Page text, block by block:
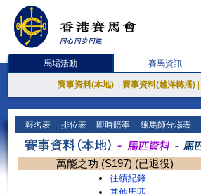
馬場活動 賽馬資訊
賽事資料(本地) 賽事資料(越洋轉播)
報名表 排位表 即時賠率 練馬師分場表
萬能之功 (S197) (已退役)
往績紀錄